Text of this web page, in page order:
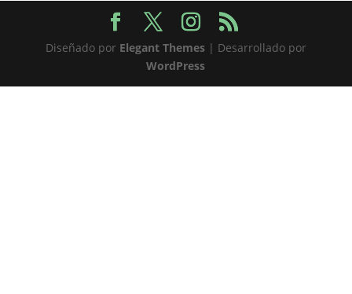
Diseñado por Elegant Themes| Desarrollado por
WordPress